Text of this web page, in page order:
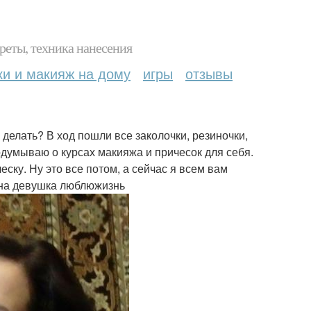
техника нанесения
и макияж на дому игры отзывы
В ход пошли все заколочки, резиночки,
о курсах макияжа и причесок для себя.
Ну это все потом, а сейчас я всем вам
девушка люблюжизнь